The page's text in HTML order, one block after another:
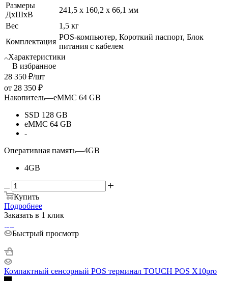
Размеры
ДхШхВ
241,5 х 160,2 х 66,1 мм
Вес
1,5 кг
Комплектация
POS-компьютер, Короткий паспорт, Блок
питания с кабелем
Характеристики
В избранное
28 350 ₽/шт
от 28 350 ₽
Накопитель—eMMC 64 GB
SSD 128 GB
eMMC 64 GB
-
Оперативная память—4GB
4GB
Купить
Подробнее
Заказать в 1 клик
Быстрый просмотр
Компактный сенсорный POS терминал TOUCH POS X10pro